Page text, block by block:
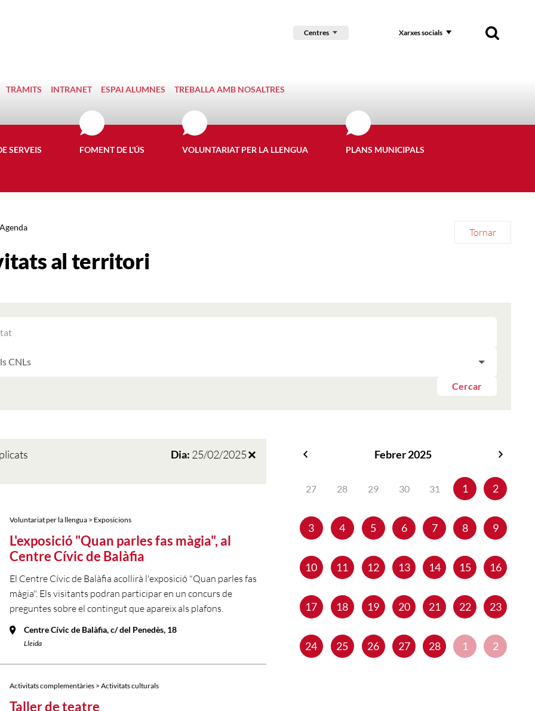
Centres Xarxes socials
TRÀMITS INTRANET ESPAI ALUMNES TREBALLA AMB NOSALTRES
SERVEIS FOMENT DE L'ÚS VOLUNTARIAT PER LA LLENGUA PLANS MUNICIPALS
Agenda Tornar
al territori
Cercar
Dia: 25/02/2025
Voluntariat per la llengua > Exposicions
L'exposició "Quan parles fas màgia", al
Centre Cívic de Balàfia
El Centre Cívic de Balàfia acollirà l'exposició "Quan parles fas
màgia". Els visitants podran participar en un concurs de
preguntes sobre el contingut que apareix als plafons.
Centre Cívic de Balàfia, c/ del Penedès, 18
Lleida
Activitats complementàries > Activitats culturals
Taller de teatre
Febrer 2025
27 28 29 30 31 1 2
3 4 5 6 7 8 9
10 11 12 13 14 15 16
17 18 19 20 21 22 23
24 25 26 27 28 1 2